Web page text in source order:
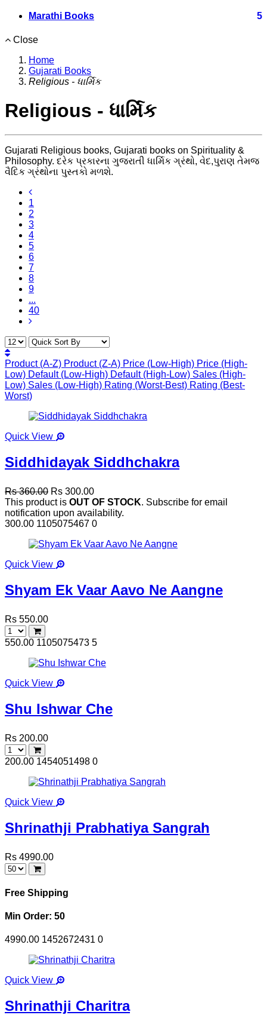
Marathi Books 5
Close
Home
Gujarati Books
Religious - ધાર્મિક
Religious - ધાર્મિક
Gujarati Religious books, Gujarati books on Spirituality &
Philosophy. દરેક પ્રકારના ગુજરાતી ધાર્મિક ગ્રંથો, વેદ,પુરાણ તેમજ
વૈદિક ગ્રંથોના પુસ્તકો મળશે.
1
2
3
4
5
6
7
8
9
...
40
Product (A-Z) Product (Z-A) Price (Low-High) Price (High-
Low) Default (Low-High) Default (High-Low) Sales (High-
Low) Sales (Low-High) Rating (Worst-Best) Rating (Best-
Worst)
Quick View
Siddhidayak Siddhchakra
Rs 360.00 Rs 300.00
This product is OUT OF STOCK. Subscribe for email
notification upon availability.
300.00 1105075467 0
Quick View
Shyam Ek Vaar Aavo Ne Aangne
Rs 550.00
550.00 1105075473 5
Quick View
Shu Ishwar Che
Rs 200.00
200.00 1454051498 0
Quick View
Shrinathji Prabhatiya Sangrah
Rs 4990.00
Free Shipping
Min Order: 50
4990.00 1452672431 0
Quick View
Shrinathji Charitra